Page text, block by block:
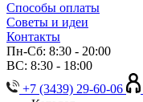
Способы оплаты
Советы и идеи
Контакты
Пн-Сб: 8:30 - 20:00
ВС: 8:30 - 18:00
+7 (3439) 29-60-06